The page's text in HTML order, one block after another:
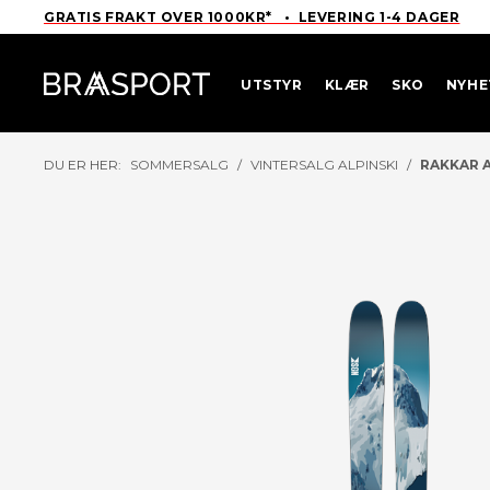
GRATIS FRAKT OVER 1000KR* • LEVERING 1-4 DAGER
UTSTYR KLÆR SKO
DU ER HER: SOMMERSALG / VINTERSALG ALPINSKI / RAKKAR